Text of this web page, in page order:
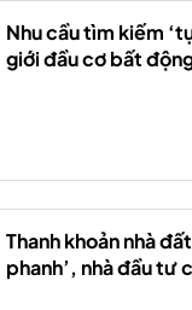
Nhu cầu tìm kiếm
giới đầu cơ bất
Thanh khoản nhà
phanh’, nhà đầu tư